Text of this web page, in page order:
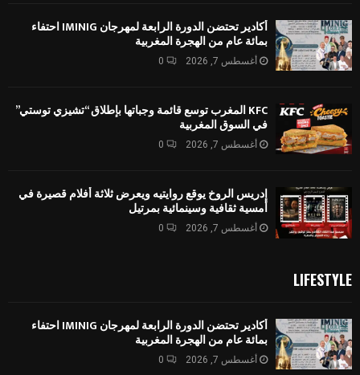
أكادير تحتضن الدورة الرابعة لمهرجان IMINIG احتفاء
بمائة عام من الهجرة المغربية
أغسطس 7, 2026 0
KFC المغرب توسع قائمة وجباتها بإطلاق “تشيزي توستي”
في السوق المغربية
أغسطس 7, 2026 0
إدريس الروخ يوقع روايتيه ويعرض ثلاثة أفلام قصيرة في
أمسية ثقافية وسينمائية بمرتيل
أغسطس 7, 2026 0
LIFESTYLE
أكادير تحتضن الدورة الرابعة لمهرجان IMINIG احتفاء
بمائة عام من الهجرة المغربية
أغسطس 7, 2026 0